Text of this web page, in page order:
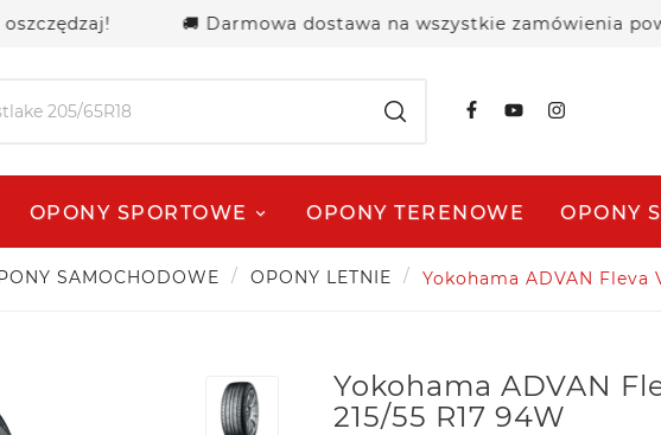
🚚 Darmowa dostawa na wszystkie zamówienia
OPONY SPORTOWE OPONY TERENOWE OPONY
SAMOCHODOWE OPONY LETNIE Yokohama ADVAN Fleva
Yokohama ADVAN
215/55 R17 94W